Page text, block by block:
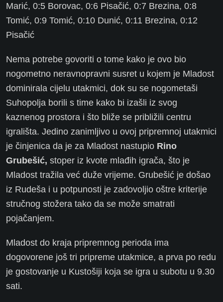
Marić, 0:5 Borovac, 0:6 Pisačić, 0:7 Brezina, 0:8
Tomić, 0:9 Tomić, 0:10 Dunić, 0:11 Brezina, 0:12
Pisačić
Nema potrebe govoriti o tome kako je ovo bio
nogometno neravnopravni susret u kojem je Mladost
dominirala cijelu utakmici, dok su se nogometaši
Suhopolja borili s time kako bi izašli iz svog
kaznenog prostora i što bliže se približili centru
igrališta. Jedino zanimljivo u ovoj pripremnoj utakmici
je činjenica da je za Mladost nastupio Rino
Grubešić, stoper iz kvote mlađih igrača, što je
Mladost tražila već duže vrijeme. Grubešić je došao
iz Rudeša i u potpunosti je zadovoljio oštre kriterije
stručnog stožera tako da se može smatrati
pojačanjem.
Mladost do kraja pripremnog perioda ima
dogovorene još tri pripreme utakmice, a prva po redu
je gostovanje u Kustošiji koja se igra u subotu u 9.30
sati.